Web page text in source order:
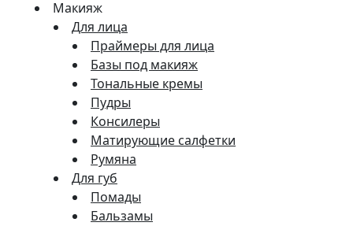
Макияж
Для лица
Праймеры для лица
Базы под макияж
Тональные кремы
Пудры
Консилеры
Матирующие салфетки
Румяна
Для губ
Помады
Бальзамы